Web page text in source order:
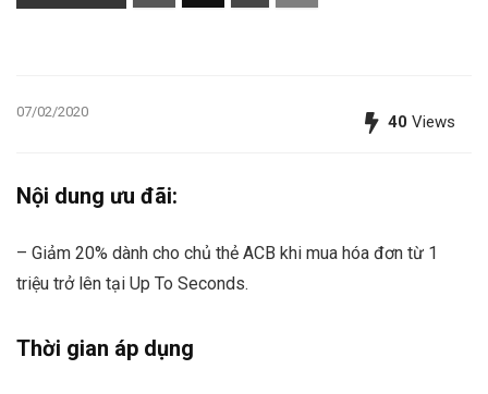
07/02/2020
40 Views
Nội dung ưu đãi:
– Giảm 20% dành cho chủ thẻ ACB khi mua hóa đơn từ 1
triệu trở lên tại Up To Seconds.
Thời gian áp dụng